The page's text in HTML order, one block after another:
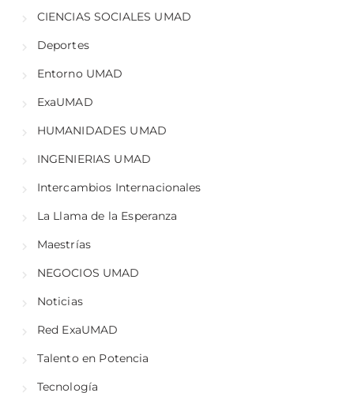
CIENCIAS SOCIALES UMAD
Deportes
Entorno UMAD
ExaUMAD
HUMANIDADES UMAD
INGENIERIAS UMAD
Intercambios Internacionales
La Llama de la Esperanza
Maestrías
NEGOCIOS UMAD
Noticias
Red ExaUMAD
Talento en Potencia
Tecnología